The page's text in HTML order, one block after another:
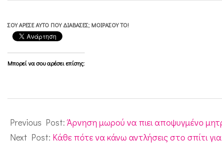
ύ
τ
μ
ο
ΣΟΥ ΆΡΕΣΕ ΑΥΤΌ ΠΟΥ ΔΙΆΒΑΣΕΣ; ΜΟΙΡΆΣΟΥ ΤΟ!
Μπορεί να σου αρέσει επίσης:
10-
12
Previous Post: Άρνηση μωρού να πιει αποψυγμένο
Next Post: Κάθε πότε να κάνω αντλήσεις στο σπίτι